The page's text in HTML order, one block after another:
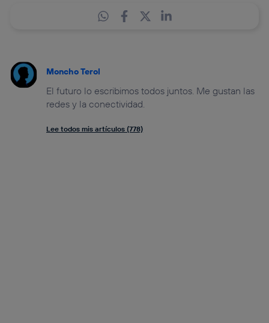
Moncho Terol
El futuro lo escribimos todos juntos. Me gustan las
redes y la conectividad.
Lee todos mis artículos (778)